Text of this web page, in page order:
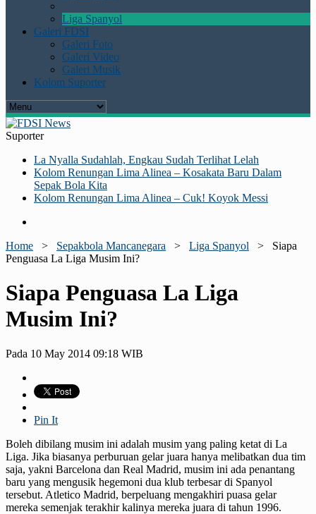
Liga Spanyol
Galeri FDSI
Galeri Foto
Galeri Video
Galeri Musik
Kolom Suporter
Suporter
La Nyalla Sudahlah, Engkau Sudah Terlihat Lelah
Kolom Renungan Lima Alinea – Kosakata Baru Dalam
Sepak Bola Kita
Kolom Renungan Lima Alinea – Cuk! Koyok Messi
Home > Sepakbola Mancanegara > Liga Spanyol > Siapa
Penguasa La Liga Musim Ini?
Siapa Penguasa La Liga
Musim Ini?
Pada 10 May 2014 09:18 WIB
Pin It
Boleh dibilang musim ini adalah musim yang paling ketat di La
Liga. Jika biasanya perburuan gelar juara hanya melibatkan dua tim
saja, yakni Barcelona dan Real Madrid, musim ini ada penantang
baru yang mengusik hegemoni dua klub terbesar di Spanyol
tersebut. Atletico Madrid, berpeluang mengakhiri puasa gelar
mereka semenjak terakhir kalinya mereka juara di tahun 1996.